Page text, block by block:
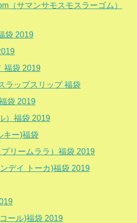
（サマンサモスモスラーゴム）
袋 2019
福袋 2019
ラップスリップ 福袋
袋 2019
）福袋 2019
キー)福袋
リームララ）福袋 2019
デイ トーカ)福袋 2019
ール)福袋 2019